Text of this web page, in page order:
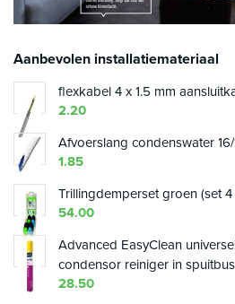
Aanbevolen installatiemateriaal
flexkabel 4 x 1.5 mm
2.20
Afvoerslang condenswater 16/
1.85
Trillingdemperset groen (set
54.00
Advanced EasyClean
condensor reiniger in
28.50